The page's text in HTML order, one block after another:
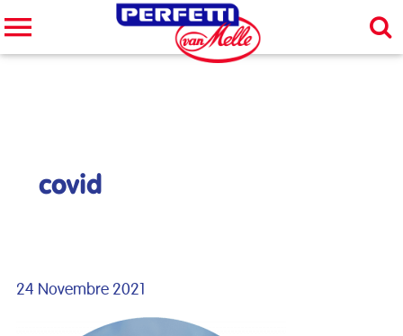
Cerca nel sito
covid
24 Novembre 2021